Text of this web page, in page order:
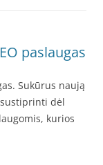
paslaugas
Sukūrus naują
dėl
kurios